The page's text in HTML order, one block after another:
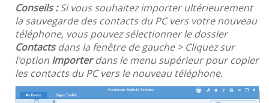
Conseils :Si vous souhaitez importer ultérieurement
la sauvegarde des contacts du PC vers votre nouveau
téléphone, vous pouvez sélectionner le dossier
Contactsdans la fenêtre de gauche > Cliquez sur
l'option Importerdans le menu supérieur pour copier
les contacts du PC vers le nouveau téléphone.